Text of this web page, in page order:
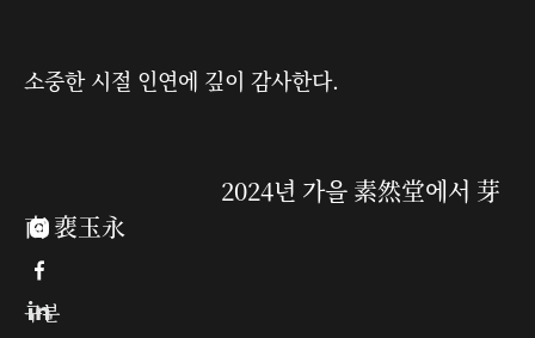
소중한 시절 인연에 깊이 감사한다.
2024년 가을 素然堂에서 芽
南 裵玉永
구분

